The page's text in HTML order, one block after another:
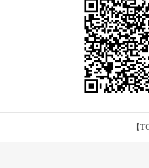
【